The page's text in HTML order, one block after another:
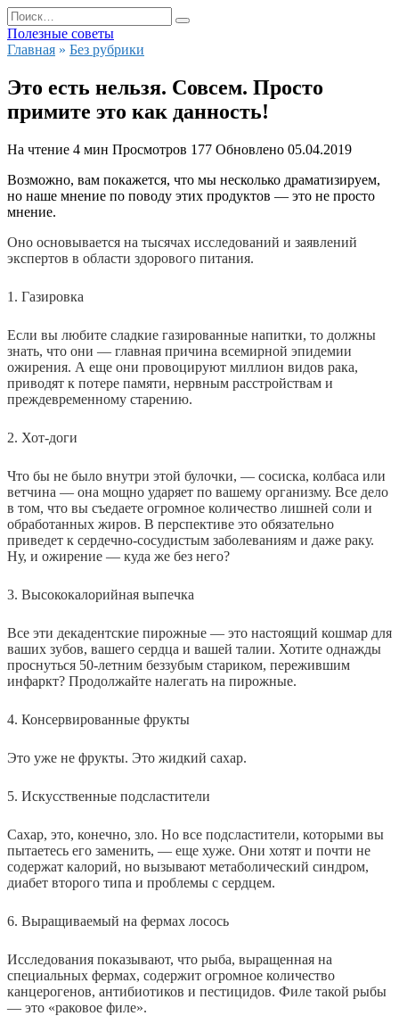
Перейти
к
содержанию
Search
for:
Полезные советы
Главная » Без рубрики
Это есть нельзя. Совсем. Просто
примите это как данность!
На чтение 4 мин Просмотров 177 Обновлено 05.04.2019
Возможно, вам покажется, что мы несколько драматизируем,
но наше мнение по поводу этих продуктов — это не просто
мнение.
Оно основывается на тысячах исследований и заявлений
экспертов в области здорового питания.
1. Газировка
Если вы любите сладкие газированные напитки, то должны
знать, что они — главная причина всемирной эпидемии
ожирения. А еще они провоцируют миллион видов рака,
приводят к потере памяти, нервным расстройствам и
преждевременному старению.
2. Хот-доги
Что бы не было внутри этой булочки, — сосиска, колбаса или
ветчина — она мощно ударяет по вашему организму. Все дело
в том, что вы съедаете огромное количество лишней соли и
обработанных жиров. В перспективе это обязательно
приведет к сердечно-сосудистым заболеваниям и даже раку.
Ну, и ожирение — куда же без него?
3. Высококалорийная выпечка
Все эти декадентские пирожные — это настоящий кошмар для
ваших зубов, вашего сердца и вашей талии. Хотите однажды
проснуться 50-летним беззубым стариком, пережившим
инфаркт? Продолжайте налегать на пирожные.
4. Консервированные фрукты
Это уже не фрукты. Это жидкий сахар.
5. Искусственные подсластители
Сахар, это, конечно, зло. Но все подсластители, которыми вы
пытаетесь его заменить, — еще хуже. Они хотят и почти не
содержат калорий, но вызывают метаболический синдром,
диабет второго типа и проблемы с сердцем.
6. Выращиваемый на фермах лосось
Исследования показывают, что рыба, выращенная на
специальных фермах, содержит огромное количество
канцерогенов, антибиотиков и пестицидов. Филе такой рыбы
— это «раковое филе».